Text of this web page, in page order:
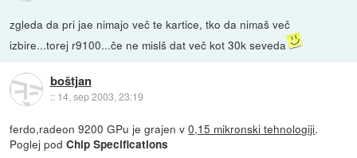
zgleda da pri jae nimajo več te kartice, tko da nimaš več
izbire...torej r9100...če ne mislš dat več kot 30k seveda
boštjan
:: 14. sep 2003, 23:19
ferdo,radeon 9200 GPu je grajen v0,15 mikronski tehnologiji.
Poglej podChip Specifications